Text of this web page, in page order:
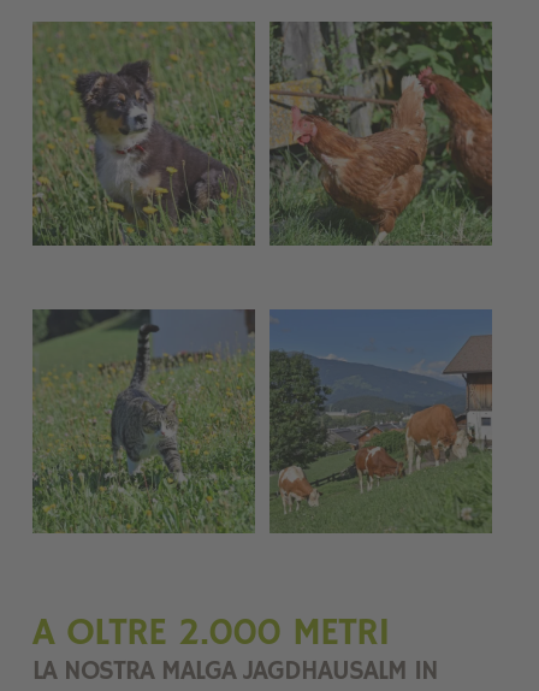
A OLTRE 2.000 METRI
LA NOSTRA MALGA JAGDHAUSALM IN